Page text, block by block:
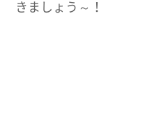
きましょう～！